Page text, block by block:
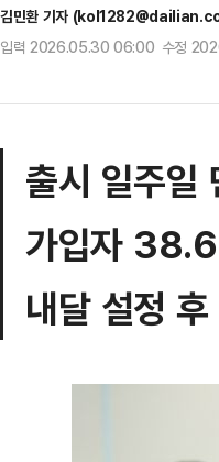
김민환 기자
입력 2026.05.30 06:00 수정
출시 일주일
가입자
내달 설정